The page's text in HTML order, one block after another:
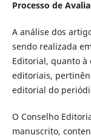
Processo de
A análise dos
sendo realizada
Editorial, quanto à
editoriais,
editorial do
O Conselho
manuscrito,